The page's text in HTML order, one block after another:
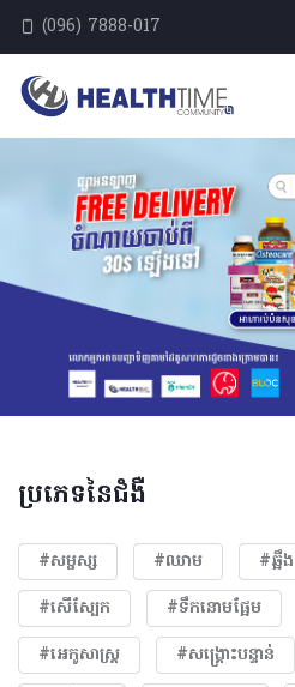
(096) 7888-017
ប្រភេទនៃជំងឺ
#សម្ផស្ស #ឈាម #ឆ្អឹ
#សើស្បែក
#ទឹកនោមផ្អែម
#អេកូសាស្រ្ត
#សង្គ្រោះបន្ទាន់